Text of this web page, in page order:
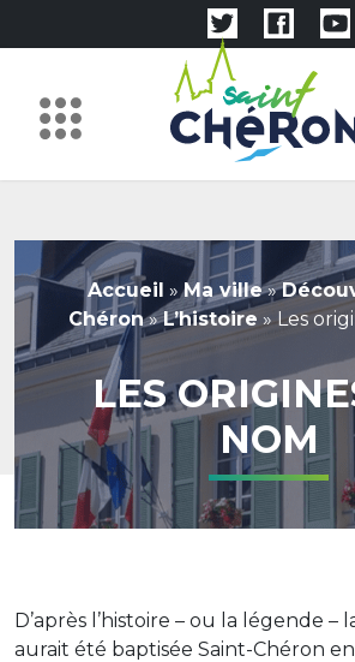
Accueil »Ma ville»
Chéron»L’histoire »Les
LES
NOM
D’après l’histoire – ou la légende –
aurait été baptisée Saint-Chéron